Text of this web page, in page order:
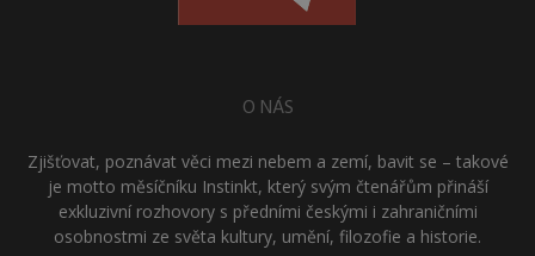
O NÁS
Zjišťovat, poznávat věci mezi nebem a zemí, bavit se – takové
je motto měsíčníku Instinkt, který svým čtenářům přináší
exkluzivní rozhovory s předními českými i zahraničními
osobnostmi ze světa kultury, umění, filozofie a historie.